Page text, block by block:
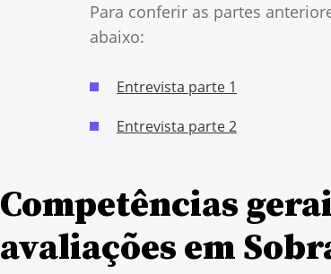
Para conferir as partes
abaixo:
Entrevista parte 1
Entrevista parte 2
Competências
avaliações em